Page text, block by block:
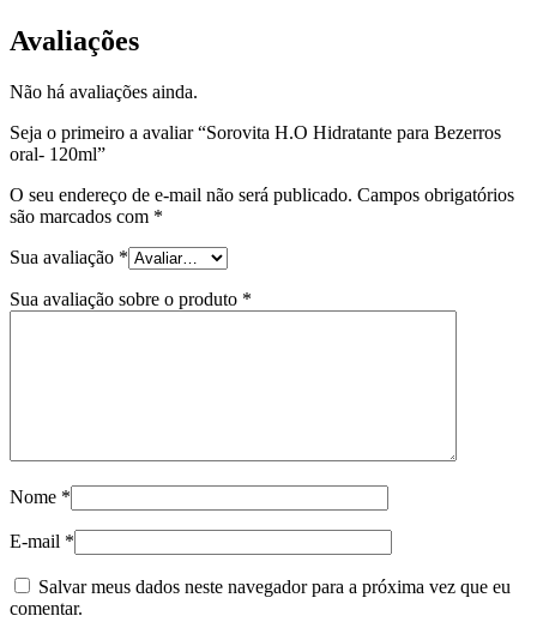
Avaliações
Não há avaliações ainda.
Seja o primeiro a avaliar “Sorovita H.O Hidratante para Bezerros
oral- 120ml”
O seu endereço de e-mail não será publicado. Campos obrigatórios
são marcados com *
Sua avaliação *
Sua avaliação sobre o produto *
Nome *
E-mail *
Salvar meus dados neste navegador para a próxima vez que eu
comentar.